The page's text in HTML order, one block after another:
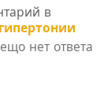
в
нет ответа